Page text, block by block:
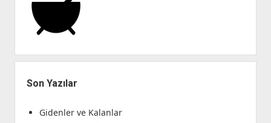
Son Yazılar
Gidenler ve Kalanlar